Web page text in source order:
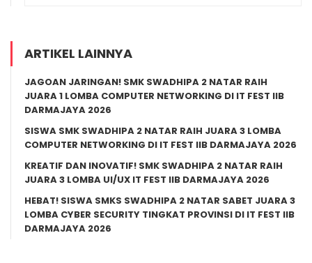
ARTIKEL LAINNYA
JAGOAN JARINGAN! SMK SWADHIPA 2 NATAR RAIH
JUARA 1 LOMBA COMPUTER NETWORKING DI IT FEST IIB
DARMAJAYA 2026
SISWA SMK SWADHIPA 2 NATAR RAIH JUARA 3 LOMBA
COMPUTER NETWORKING DI IT FEST IIB DARMAJAYA 2026
KREATIF DAN INOVATIF! SMK SWADHIPA 2 NATAR RAIH
JUARA 3 LOMBA UI/UX IT FEST IIB DARMAJAYA 2026
HEBAT! SISWA SMKS SWADHIPA 2 NATAR SABET JUARA 3
LOMBA CYBER SECURITY TINGKAT PROVINSI DI IT FEST IIB
DARMAJAYA 2026